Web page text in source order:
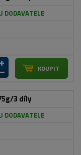
DODAVATELE
3 díly
DODAVATELE